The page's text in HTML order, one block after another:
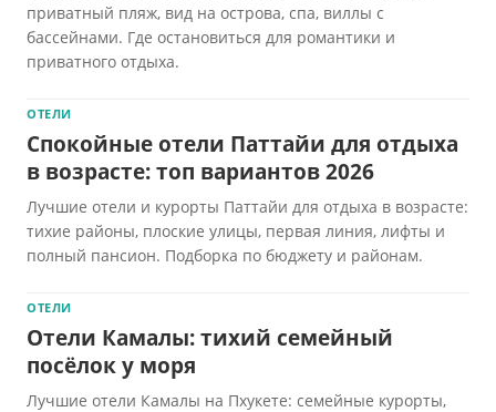
приватный пляж, вид на острова, спа, виллы с
бассейнами. Где остановиться для романтики и
приватного отдыха.
ОТЕЛИ
Спокойные отели Паттайи для отдыха
в возрасте: топ вариантов 2026
Лучшие отели и курорты Паттайи для отдыха в возрасте:
тихие районы, плоские улицы, первая линия, лифты и
полный пансион. Подборка по бюджету и районам.
ОТЕЛИ
Отели Камалы: тихий семейный
посёлок у моря
Лучшие отели Камалы на Пхукете: семейные курорты,